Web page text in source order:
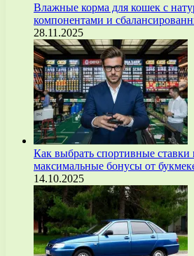
Влажные корма для кошек с
компонентами и
28.11.2025
Как выбрать спортивные ставки
максимальные бонусы от
14.10.2025